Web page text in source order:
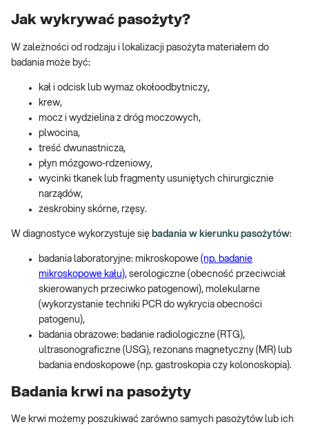
Jak wykrywać pasożyty?
W zależności od rodzaju i lokalizacji pasożyta materiałem do
badania może być:
kał i odcisk lub wymaz okołoodbytniczy,
krew,
mocz i wydzielina z dróg moczowych,
plwocina,
treść dwunastnicza,
płyn mózgowo-rdzeniowy,
wycinki tkanek lub fragmenty usuniętych chirurgicznie
narządów,
zeskrobiny skórne, rzęsy.
W diagnostyce wykorzystuje się badania w kierunku pasożytów:
badania laboratoryjne: mikroskopowe (np. badanie
mikroskopowe kału), serologiczne (obecność przeciwciał
skierowanych przeciwko patogenowi), molekularne
(wykorzystanie techniki PCR do wykrycia obecności
patogenu),
badania obrazowe: badanie radiologiczne (RTG),
ultrasonograficzne (USG), rezonans magnetyczny (MR) lub
badania endoskopowe (np. gastroskopia czy kolonoskopia).
Badania krwi na pasożyty
We krwi możemy poszukiwać zarówno samych pasożytów lub ich